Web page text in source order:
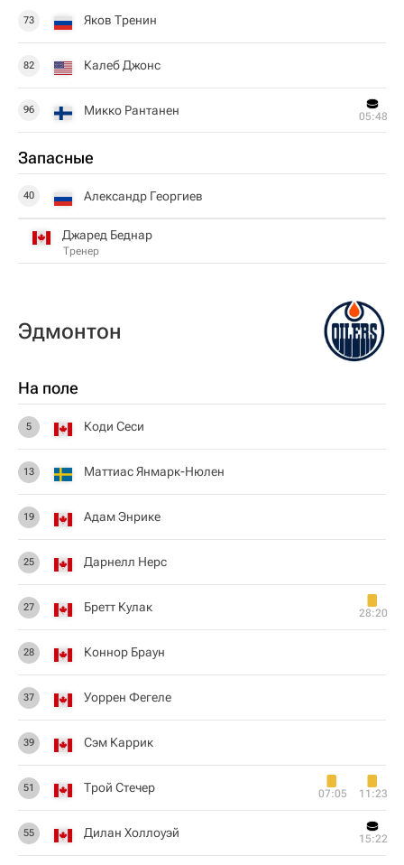
73 Яков Тренин
82 Калеб Джонс
96 Микко Рантанен 05:48
Запасные
40 Александр Георгиев
Джаред Беднар
Тренер
Эдмонтон
На поле
5 Коди Сеси
13 Маттиас Янмарк-Нюлен
19 Адам Энрике
25 Дарнелл Нерс
27 Бретт Кулак 28:20
28 Коннор Браун
37 Уоррен Фегеле
39 Сэм Каррик
51 Трой Стечер 07:05 11:23
55 Дилан Холлоуэй 15:22